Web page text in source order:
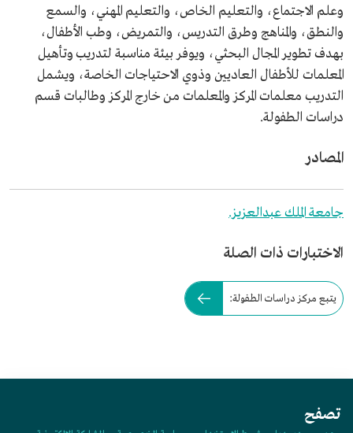
وعلم الاجتماع، والتعليم الخاص، والتعليم المهني، والسمع
والنطق، والمناهج وطرق التدريس، والتمريض، وطب الأطفال،
بهدف تطوير المجال البحثي، ويوفر بيئة مناسبة لتدريب وتأهيل
المعلمات للأطفال العاديين وذوي الاحتياجات الخاصة، ويشمل
التدريب معلمات المركز والمعلمات من خارج المركز وطالبات قسم
دراسات الطفولة.
المصادر
جامعة الملك عبدالعزيز.
الاختبارات ذات الصلة
يتبع مركز دراسات الطفولة:
تصفح